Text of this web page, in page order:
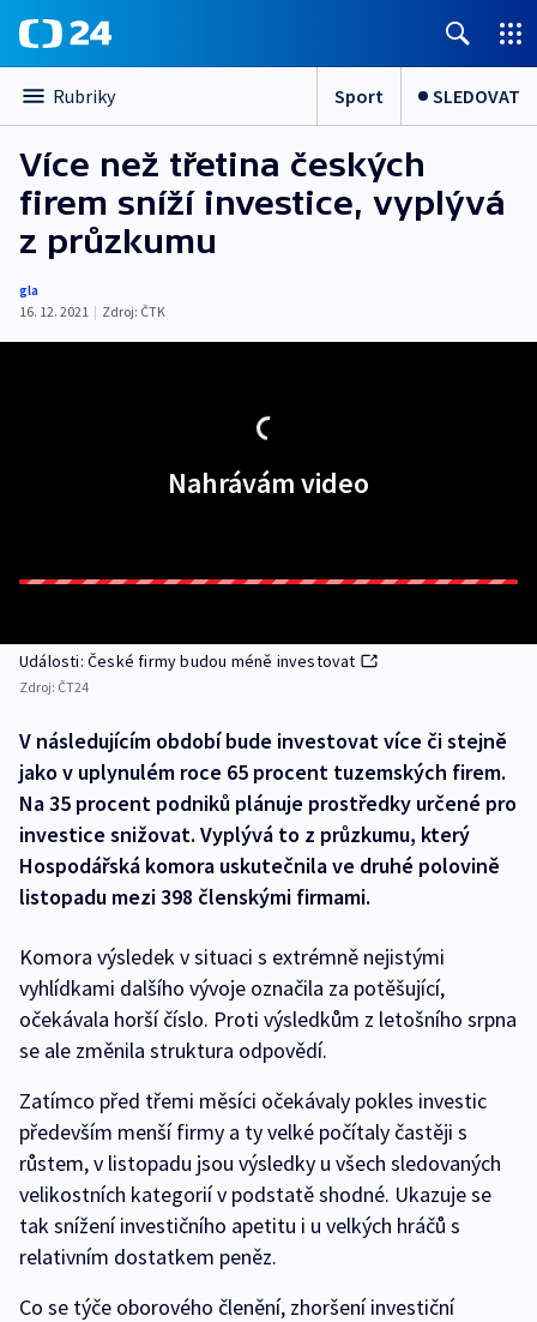
Rubriky Sport SLEDOVAT
Více než třetina českých
firem sníží investice, vyplývá
z průzkumu
gla
16. 12. 2021 | Zdroj: ČTK
Nahrávám video
Události: České firmy budou méně investovat
Zdroj: ČT24
V následujícím období bude investovat více či stejně
jako v uplynulém roce 65 procent tuzemských firem.
Na 35 procent podniků plánuje prostředky určené pro
investice snižovat. Vyplývá to z průzkumu, který
Hospodářská komora uskutečnila ve druhé polovině
listopadu mezi 398 členskými firmami.
Komora výsledek v situaci s extrémně nejistými
vyhlídkami dalšího vývoje označila za potěšující,
očekávala horší číslo. Proti výsledkům z letošního srpna
se ale změnila struktura odpovědí.
Zatímco před třemi měsíci očekávaly pokles investic
především menší firmy a ty velké počítaly častěji s
růstem, v listopadu jsou výsledky u všech sledovaných
velikostních kategorií v podstatě shodné. Ukazuje se
tak snížení investičního apetitu i u velkých hráčů s
relativním dostatkem peněz.
Co se týče oborového členění, zhoršení investiční